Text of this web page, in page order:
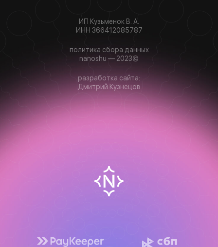
ИП Кузьменок В. А.
ИНН 366412085787
разработка сайта:
Дмитрий Кузнецов
политика сбора данных
nanoshu — 2023©